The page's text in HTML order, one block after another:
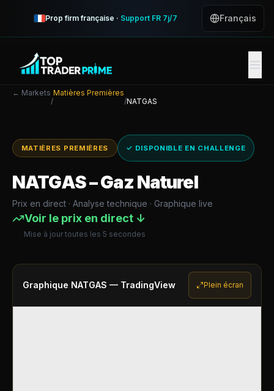
Prop firm française · Support FR 7j/7 Français
← Markets
/
Matières Premières
/NATGAS
MATIÈRES PREMIÈRES ✓ DISPONIBLE EN CHALLENGE
NATGAS–Gaz Naturel
Prix en direct · Analyse technique · Graphique live
Voir le prix en direct ↓
Mise à jour toutes les 5 secondes
Graphique NATGAS — TradingView Plein écran